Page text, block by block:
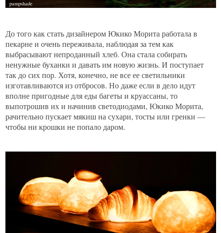
До того как стать дизайнером Юкико Морита работала в
пекарне и очень переживала, наблюдая за тем как
выбрасывают непроданный хлеб. Она стала собирать
ненужные буханки и давать им новую жизнь. И поступает
так до сих пор. Хотя, конечно, не все ее светильники
изготавливаются из отбросов. Но даже если в дело идут
вполне пригодные для еды багеты и круассаны, то
выпотрошив их и начинив светодиодами, Юкико Морита,
рачительно пускает мякиш на сухари, тосты или гренки —
чтобы ни крошки не попало даром.